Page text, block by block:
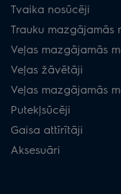
Tvaika nosūcēji
Trauku mazgājamās
Veļas mazgājamās
Veļas žāvētāji
Veļas mazgājamās
Putekļsūcēji
Gaisa attīrītāji
Aksesuāri